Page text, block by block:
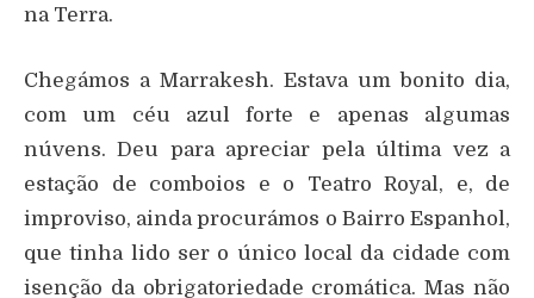
na Terra.
Chegámos a Marrakesh. Estava um bonito dia,
com um céu azul forte e apenas algumas
núvens. Deu para apreciar pela última vez a
estação de comboios e o Teatro Royal, e, de
improviso, ainda procurámos o Bairro Espanhol,
que tinha lido ser o único local da cidade com
isenção da obrigatoriedade cromática. Mas não